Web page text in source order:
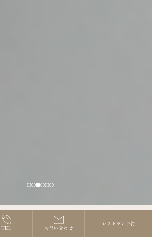
Book a Reservation
TEL お問い合わせ
レストラン予約